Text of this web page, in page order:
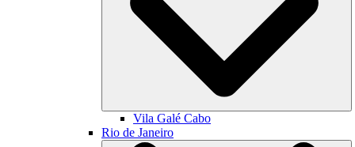
Vila Galé Cabo
Rio de Janeiro